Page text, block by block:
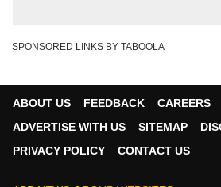
SPONSORED LINKS BY TABOOLA
ABOUT US FEEDBACK
CAREERS
ADVERTISE WITH US
SITEMAP
PRIVACY POLICY
CONTACT US